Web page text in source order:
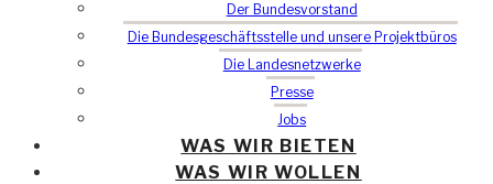
Der Bundesvorstand
Die Bundesgeschäftsstelle und unsere Projektbüros
Die Landesnetzwerke
Presse
Jobs
WAS WIR BIETEN
WAS WIR WOLLEN